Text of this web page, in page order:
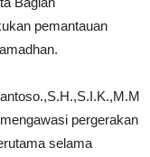
pemantauan
pergerakan
selama